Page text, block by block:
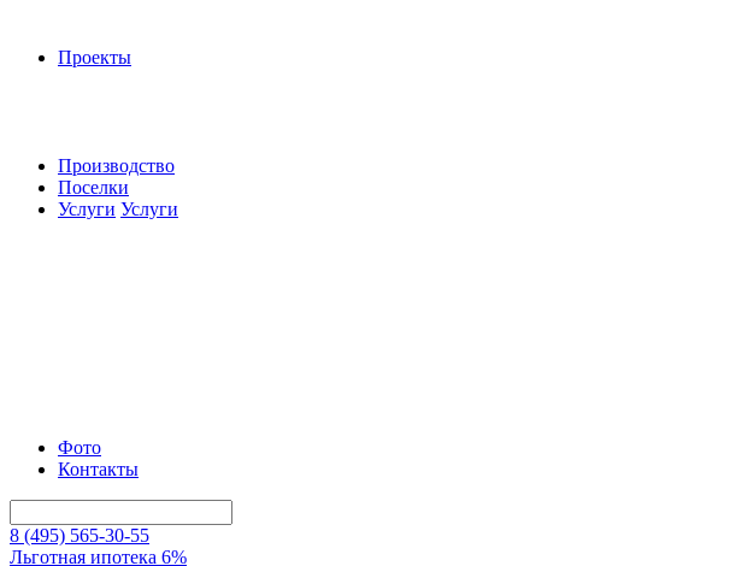
Проекты
Производство
Поселки
Услуги Услуги
Фото
Контакты
8 (495) 565-30-55
Льготная ипотека 6%